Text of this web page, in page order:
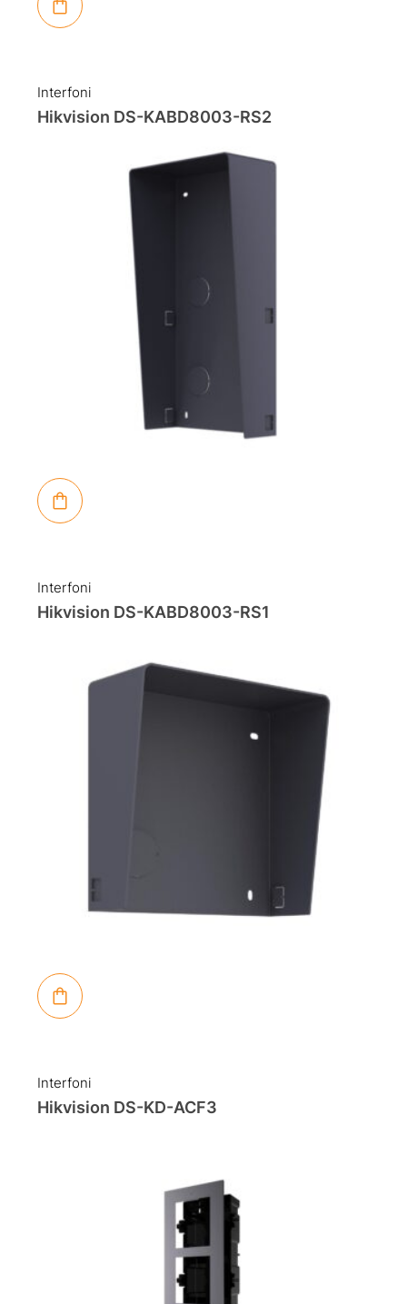
Interfoni
Hikvision DS-KABD8003-RS2
Interfoni
Hikvision DS-KABD8003-RS1
Interfoni
Hikvision DS-KD-ACF3